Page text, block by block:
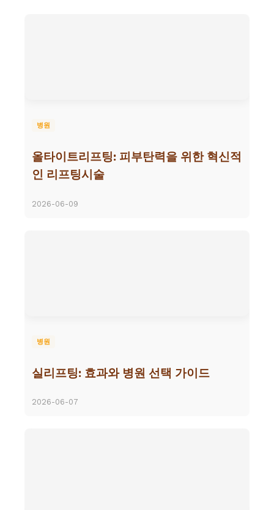
병원
올타이트리프팅: 피부탄력을 위한 혁신적
인 리프팅시술
2026-06-09
병원
실리프팅: 효과와 병원 선택 가이드
2026-06-07